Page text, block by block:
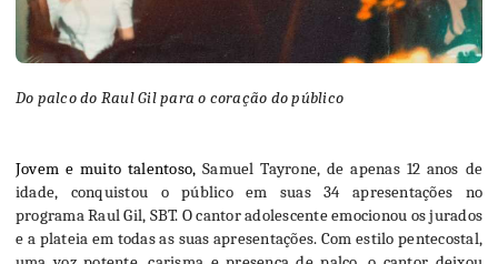
Do palco do Raul Gil para o coração do público
Jovem e muito talentoso, Samuel Tayrone, de apenas 12 anos de
idade, conquistou o público em suas 34 apresentações no
programa Raul Gil, SBT. O cantor adolescente emocionou os jurados
e a plateia em todas as suas apresentações. Com estilo pentecostal,